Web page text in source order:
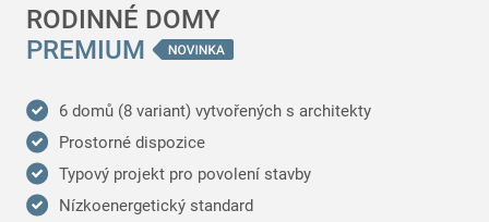
RODINNÉ DOMY
PREMIUM
6 domů (8 variant) vytvořených s architekty
Prostorné dispozice
Typový projekt pro povolení stavby
Nízkoenergetický standard